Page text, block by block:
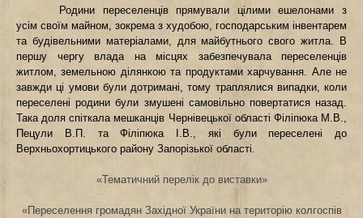
Родини переселенців прямували цілими ешелонами з
усім своїм майном, зокрема з худобою, господарським інвентарем
та будівельними матеріалами, для майбутнього свого житла. В
першу чергу влада на місцях забезпечувала переселенців
житлом, земельною ділянкою та продуктами харчування. Але не
завжди ці умови були дотримані, тому траплялися випадки, коли
переселені родини були змушені самовільно повертатися назад.
Така доля спіткала мешканців Чернівецької області Філіпюка М.В.,
Пецули В.П. та Філіпюка І.В., які були переселені до
Верхньохортицького району Запорізької області.
«Тематичний перелік до виставки»
«Переселення громадян Західної України на територію колгоспів